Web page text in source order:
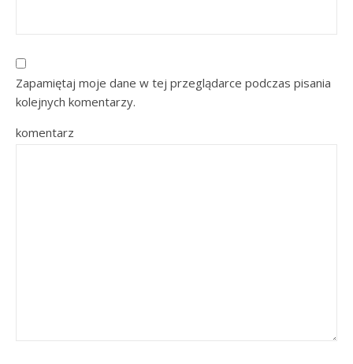
Zapamiętaj moje dane w tej przeglądarce podczas pisania
kolejnych komentarzy.
komentarz